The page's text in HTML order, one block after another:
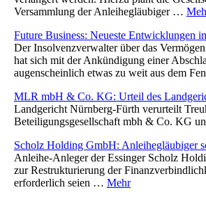
Versammlung der Anleihegläubiger …
Future Business: Neueste Entwicklungen
Der Insolvenzverwalter über das
hat sich mit der Ankündigung einer
augenscheinlich etwas zu weit aus dem
MLR mbH & Co. KG: Urteil des
Landgericht Nürnberg-Fürth verurteilt
Beteiligungsgesellschaft mbh & Co. KG
Scholz Holding GmbH: Anleihegläubiger
Anleihe-Anleger der Essinger Scholz
zur Restrukturierung der
erforderlich seien … Mehr